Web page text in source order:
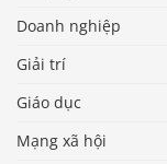
Doanh nghiệp
Giải trí
Giáo dục
Mạng xã hội